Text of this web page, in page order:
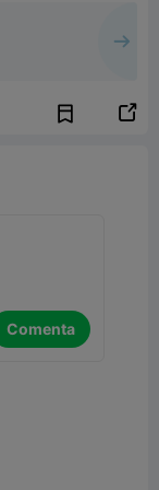

Comenta